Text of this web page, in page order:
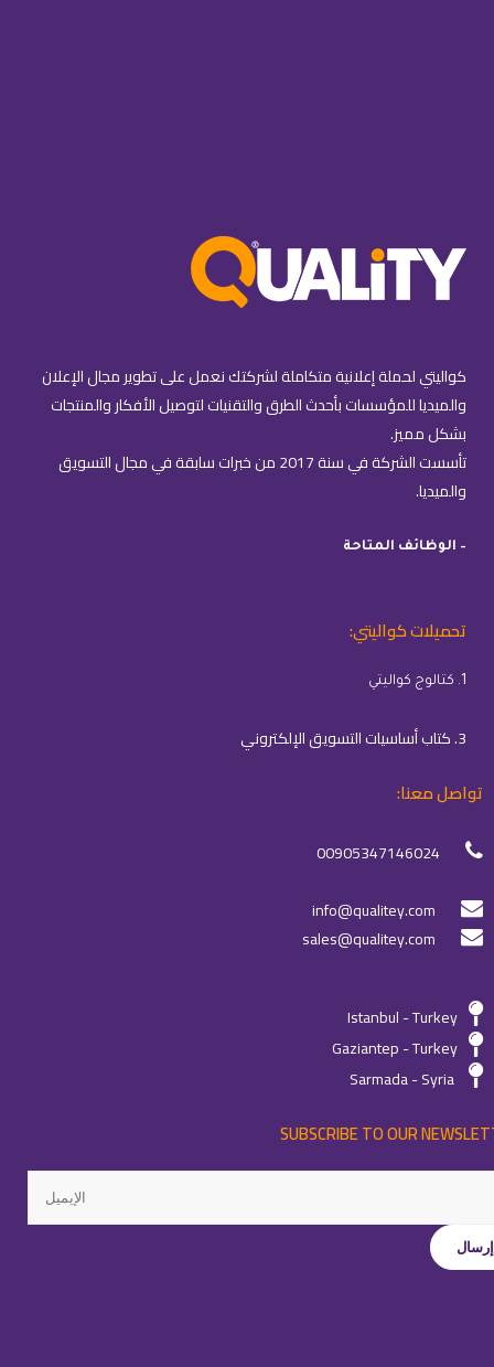
كواليتي لحملة إعلانية متكاملة لشركتك نعمل على تطوير مجال الإعلان
والميديا للمؤسسات بأحدث الطرق والتقنيات لتوصيل الأفكار والمنتجات
بشكل مميز.
تأسست الشركة في سنة 2017 من خبرات سابقة في مجال التسويق
والميديا.
– الوظائف المتاحة
تحميلات كواليتي:
1. كتالوج كواليتي
3. كتاب أساسيات التسويق الإلكتروني
تواصل معنا:
00905347146024
info@qualitey.com
sales@qualitey.com
Istanbul - Turkey
Gaziantep - Turkey
Sarmada - Syria
SUBSCRIBE TO OUR